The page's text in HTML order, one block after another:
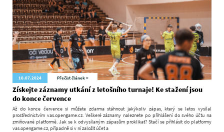
10.07.2024 Přečíst článek >
Získejte záznamy utkání z letošního turnaje! Ke stažení jsou
do konce července
Až do konce července si můžete zdarma stáhnout jakýkoliv zápas, který se letos vysílal
prostřednictvím vas.opengame.cz. Veškeré záznamy naleznete po přihlášení do svého účtu na
zmiňované platformě. Jak se k odvysílaným zápasům proklikat? Stačí se přihlásit do platformy
vas.opengame.cz, případně si v ní založit účet a